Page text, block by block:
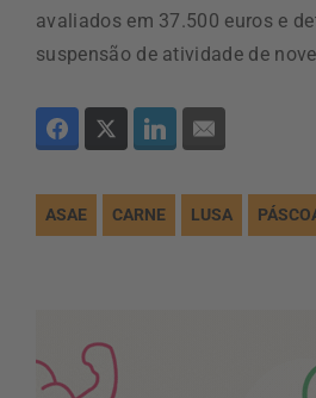
avaliados em 37.500 euros e
suspensão de atividade de
ASAE CARNE LUSA